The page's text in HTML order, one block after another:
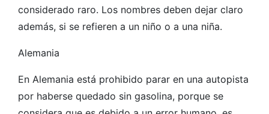
considerado raro. Los nombres deben dejar claro
además, si se refieren a un niño o a una niña.
Alemania
En Alemania está prohibido parar en una autopista
por haberse quedado sin gasolina, porque se